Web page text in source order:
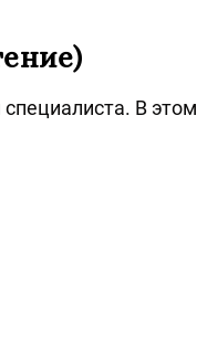
В этом